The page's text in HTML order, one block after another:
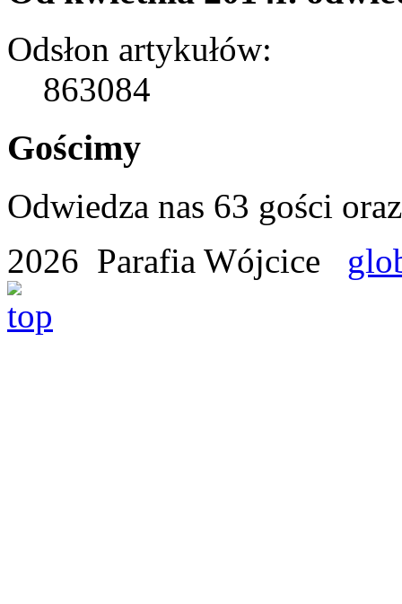
Odsłon artykułów:
863084
Gościmy
Odwiedza nas 63 gości
2026 Parafia Wójcice